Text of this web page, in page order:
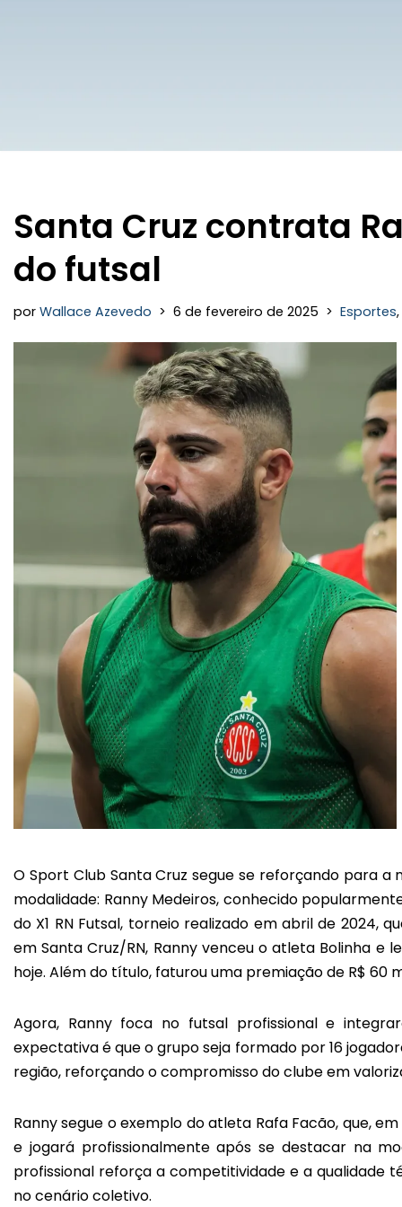
Santa Cruz contrata
do futsal
por Wallace Azevedo 6 de fevereiro de 2025 Esportes,
O Sport Club Santa Cruz segue se reforçando para
modalidade: Ranny Medeiros, conhecido
do X1 RN Futsal, torneio realizado em abril de 2024,
em Santa Cruz/RN, Ranny venceu o atleta Bolinha e
hoje. Além do título, faturou uma premiação de R$ 60
Agora, Ranny foca no futsal profissional e
expectativa é que o grupo seja formado por 16
região, reforçando o compromisso do clube em
Ranny segue o exemplo do atleta Rafa Facão, que,
e jogará profissionalmente após se destacar na
profissional reforça a competitividade e a qualidade
no cenário coletivo.